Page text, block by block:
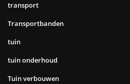
transport
Transportbanden
tuin
tuin onderhoud
Tuin verbouwen